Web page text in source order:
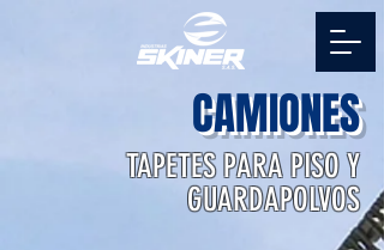
CAMIONES
TAPETES PARA PISO Y
GUARDAPOLVOS